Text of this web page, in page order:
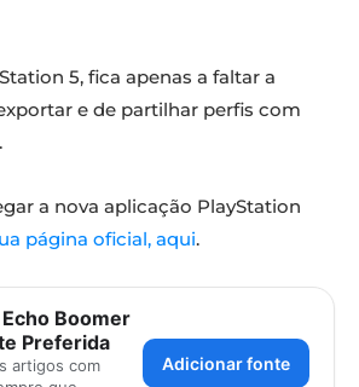
5, fica apenas a faltar a
e de partilhar perfis com
a nova aplicação PlayStation
página oficial, aqui.
Boomer
Preferida
artigos com
Adicionar fonte